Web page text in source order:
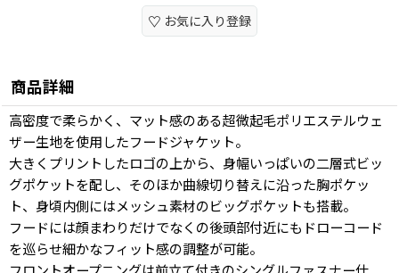
お気に入り登録
商品詳細
高密度で柔らかく、マット感のある超微起毛ポリエステルウェ
ザー生地を使用したフードジャケット。
大きくプリントしたロゴの上から、身幅いっぱいの二層式ビッ
グポケットを配し、そのほか曲線切り替えに沿った胸ポケッ
ト、身頃内側にはメッシュ素材のビッグポケットも搭載。
フードには顔まわりだけでなくの後頭部付近にもドローコード
を巡らせ細かなフィット感の調整が可能。